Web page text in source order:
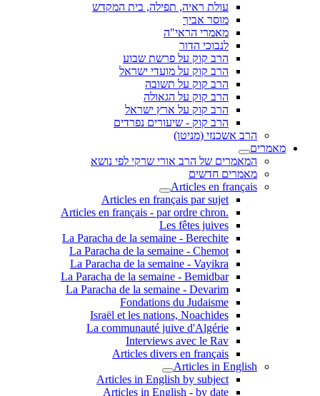
עולת ראיה, תפילה, בית המקדש
מוסר אביך
מאמרי הראי"ה
לנבוכי הדור
הרב קוק על פרשת שבוע
הרב קוק על מועדי ישראל
הרב קוק על תשובה
הרב קוק על הגאולה
הרב קוק על ארץ ישראל
הרב קוק - שיעורים נפרדים
הרב אשכנזי (מניטו)
מאמרים
המאמרים של הרב אורי שרקי לפי נושא
מאמרים חדשים
Articles en français
Articles en français par sujet
.Articles en français - par ordre chron
Les fêtes juives
La Paracha de la semaine - Berechite
La Paracha de la semaine - Chemot
La Paracha de la semaine - Vayikra
La Paracha de la semaine - Bemidbar
La Paracha de la semaine - Devarim
Fondations du Judaisme
Israël et les nations, Noachides
La communauté juive d'Algérie
Interviews avec le Rav
Articles divers en français
Articles in English
Articles in English by subject
Articles in English - by date